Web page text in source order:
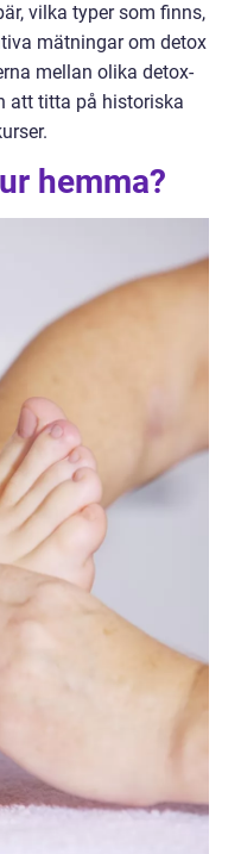
vilka typer som finns,
mätningar om detox
mellan olika detox-
att titta på historiska
hemma?